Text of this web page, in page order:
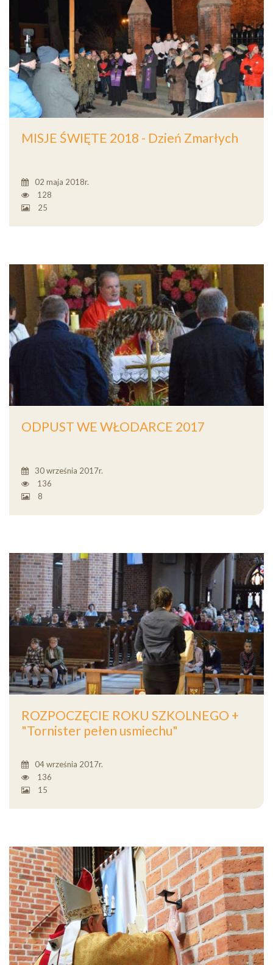
MISJE ŚWIĘTE 2018 - Dzień Zmarłych
02 maja 2018r.
128
25
ODPUST WE WŁODARCE 2017
30 września 2017r.
136
8
ROZPOCZĘCIE ROKU SZKOLNEGO +
"Tornister pełen usmiechu"
04 września 2017r.
136
15